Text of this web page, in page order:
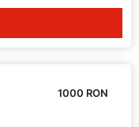
1000 RON